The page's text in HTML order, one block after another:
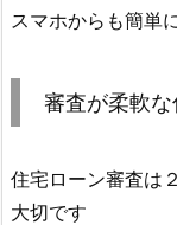
スマホからも簡単
審査が柔軟
住宅ローン審査は
大切です